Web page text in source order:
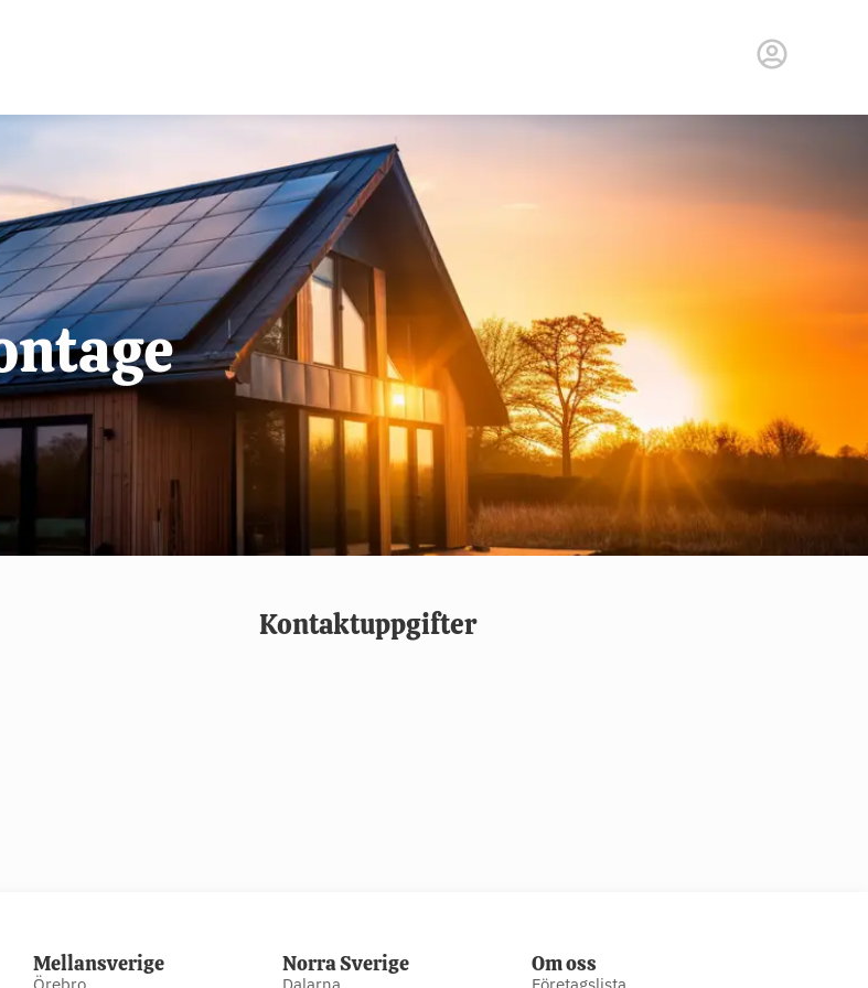
Kontaktuppgifter
Mellansverige Norra Sverige Om oss